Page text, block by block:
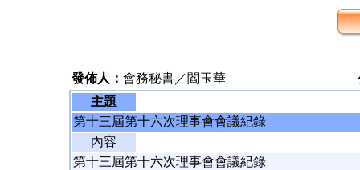
發佈人： 會務秘書／閻玉華
主題
第十三屆第十六次理事會會議紀錄
內容
第十三屆第十六次理事會會議紀錄